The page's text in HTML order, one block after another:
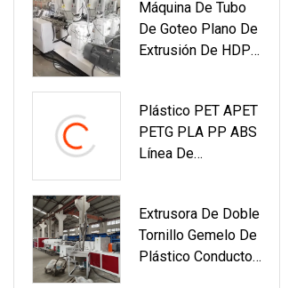
De Hierba
Combustible De
Afeitado Molino De
Peletizadora Para
Precio De Venta
Máquina De Tubo
De Goteo Plano De
Extrusión De HDPE
Plástico PET APET
PETG PLA PP ABS
Línea De
Láminas Embalaje
Termoformado
Máquina Para
Extrusora De Doble
Tornillo Gemelo De
Plástico Conducto